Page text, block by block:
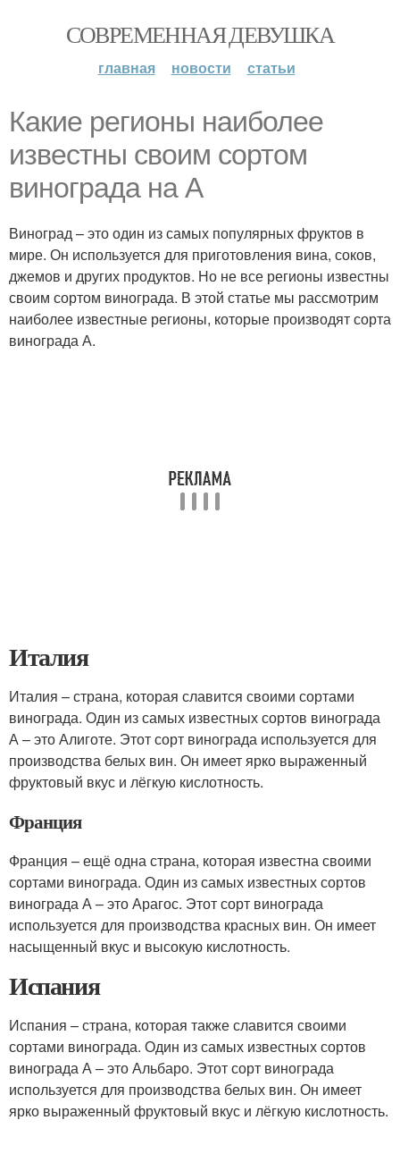
СОВРЕМЕННАЯ ДЕВУШКА
главная новости статьи
Какие регионы наиболее
известны своим сортом
винограда на А
Виноград – это один из самых популярных фруктов в
мире. Он используется для приготовления вина, соков,
джемов и других продуктов. Но не все регионы известны
своим сортом винограда. В этой статье мы рассмотрим
наиболее известные регионы, которые производят сорта
винограда А.
Италия
Италия – страна, которая славится своими сортами
винограда. Один из самых известных сортов винограда
А – это Алиготе. Этот сорт винограда используется для
производства белых вин. Он имеет ярко выраженный
фруктовый вкус и лёгкую кислотность.
Франция
Франция – ещё одна страна, которая известна своими
сортами винограда. Один из самых известных сортов
винограда А – это Арагос. Этот сорт винограда
используется для производства красных вин. Он имеет
насыщенный вкус и высокую кислотность.
Испания
Испания – страна, которая также славится своими
сортами винограда. Один из самых известных сортов
винограда А – это Альбаро. Этот сорт винограда
используется для производства белых вин. Он имеет
ярко выраженный фруктовый вкус и лёгкую кислотность.